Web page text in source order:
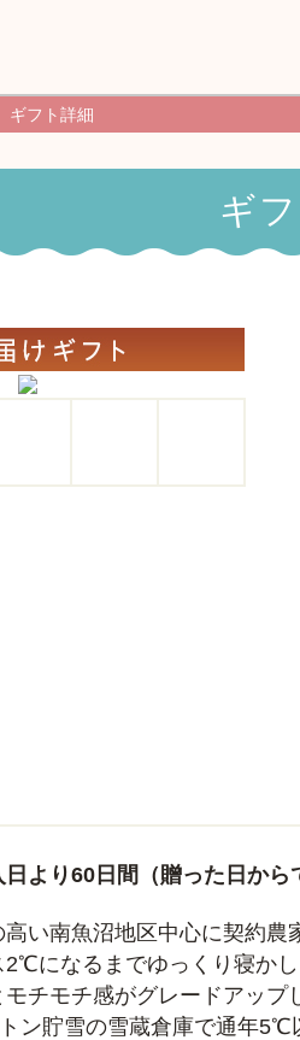
ギフト詳細
ギ
日より60日間（贈った日か
い南魚沼地区中心に契約農
になるまでゆっくり寝か
チモチ感がグレードアップ
ン貯雪の雪蔵倉庫で通年5℃